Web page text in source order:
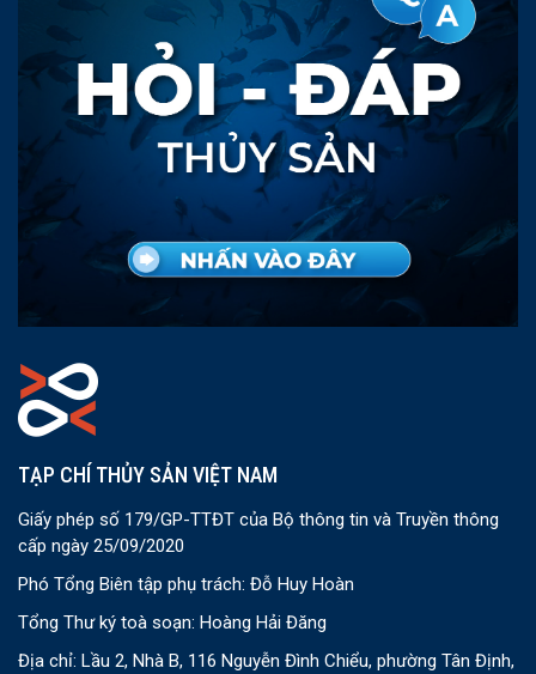
TẠP CHÍ THỦY SẢN VIỆT NAM
Giấy phép số 179/GP-TTĐT của Bộ thông tin và Truyền thông
cấp ngày 25/09/2020
Phó Tổng Biên tập phụ trách: Đỗ Huy Hoàn
Tổng Thư ký toà soạn: Hoàng Hải Đăng
Địa chỉ: Lầu 2, Nhà B, 116 Nguyễn Đình Chiểu, phường Tân Định,